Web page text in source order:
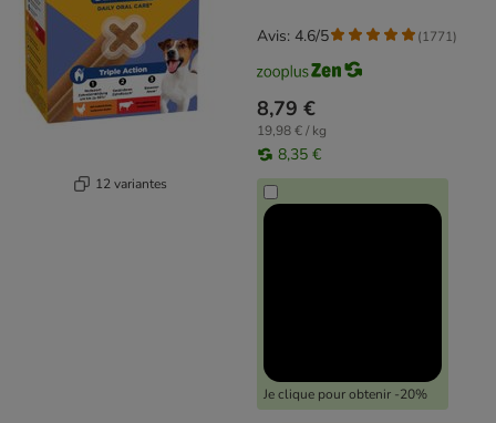
12 variantes
8,79 €
19,98 € / kg
8,35 €
Je clique pour obtenir -20%
Avis: 4.6/5 (1771)